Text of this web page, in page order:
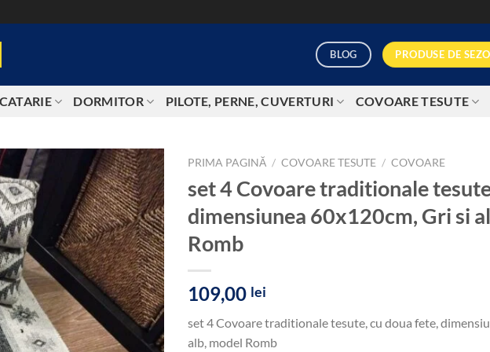
BLOG PRODUSE DE
DORMITOR PILOTE, PERNE, CUVERTURI COVOARE TESUTE
Add to
wishlist
PRIMA PAGINĂ / COVOARE TESUTE / COVOARE
set 4 Covoare traditionale
dimensiunea 60x120cm, Gri si
Romb
109,00 lei
set 4 Covoare traditionale tesute, cu doua fete,
alb, model Romb